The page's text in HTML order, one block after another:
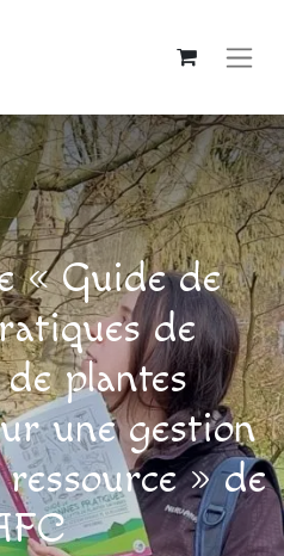
« Guide de
de
plantes
une gestion
» de